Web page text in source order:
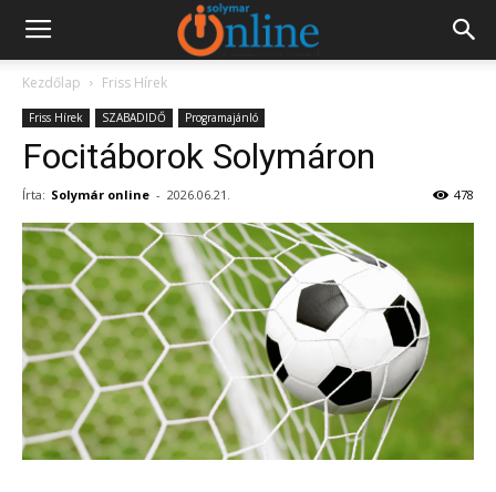
Kezdőlap Friss Hírek
Friss Hírek SZABADIDŐ Programajánló
Focitáborok Solymáron
Írta: Solymár online - 2026.06.21. 478